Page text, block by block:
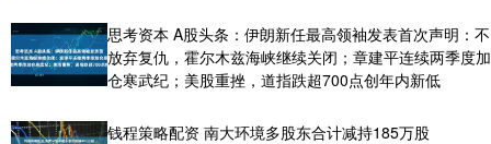
思考资本 A股头条：伊朗新任最高领袖发表首次声明：不
放弃复仇，霍尔木兹海峡继续关闭；章建平连续两季度加
仓寒武纪；美股重挫，道指跌超700点创年内新低
钱程策略配资 南大环境多股东合计减持185万股